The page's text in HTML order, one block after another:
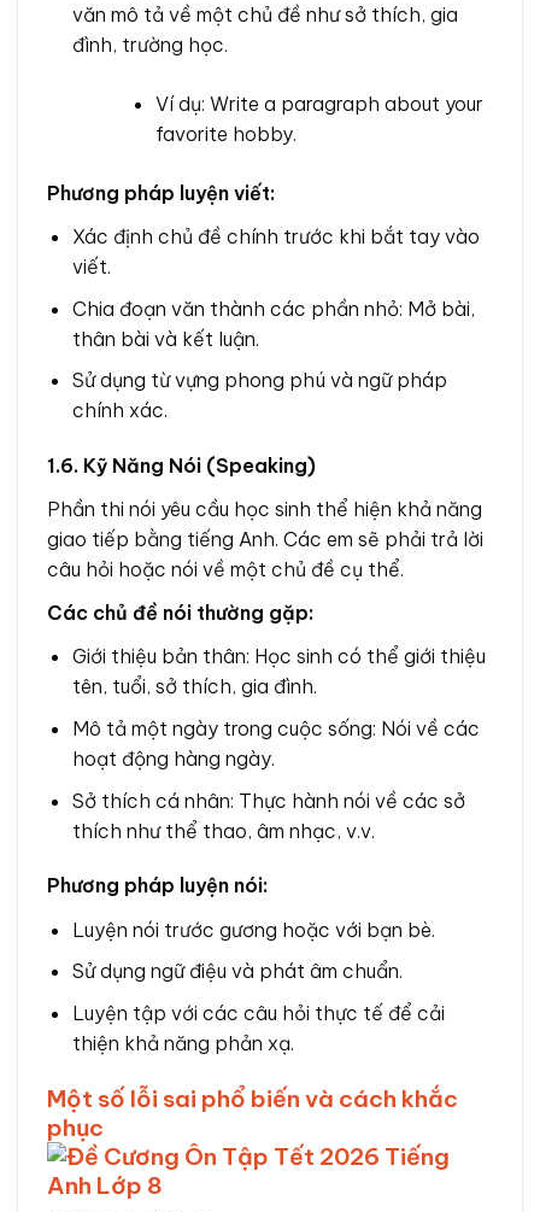
văn mô tả về một chủ đề như sở thích, gia
đình, trường học.
Ví dụ: Write a paragraph about your
favorite hobby.
Phương pháp luyện viết:
Xác định chủ đề chính trước khi bắt tay vào
viết.
Chia đoạn văn thành các phần nhỏ: Mở bài,
thân bài và kết luận.
Sử dụng từ vựng phong phú và ngữ pháp
chính xác.
1.6. Kỹ Năng Nói (Speaking)
Phần thi nói yêu cầu học sinh thể hiện khả năng
giao tiếp bằng tiếng Anh. Các em sẽ phải trả lời
câu hỏi hoặc nói về một chủ đề cụ thể.
Các chủ đề nói thường gặp:
Giới thiệu bản thân: Học sinh có thể giới thiệu
tên, tuổi, sở thích, gia đình.
Mô tả một ngày trong cuộc sống: Nói về các
hoạt động hàng ngày.
Sở thích cá nhân: Thực hành nói về các sở
thích như thể thao, âm nhạc, v.v.
Phương pháp luyện nói:
Luyện nói trước gương hoặc với bạn bè.
Sử dụng ngữ điệu và phát âm chuẩn.
Luyện tập với các câu hỏi thực tế để cải
thiện khả năng phản xạ.
Một số lỗi sai phổ biến và cách khắc
phục